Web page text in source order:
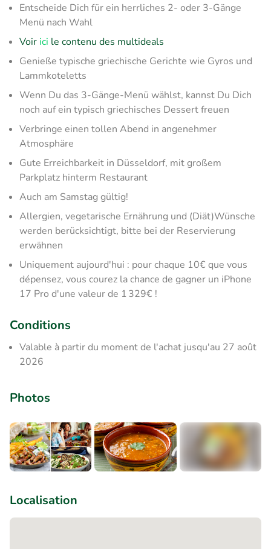
Entscheide Dich für ein herrliches 2- oder 3-Gänge
Menü nach Wahl
Voir ici le contenu des multideals
Genieße typische griechische Gerichte wie Gyros und
Lammkoteletts
Wenn Du das 3-Gänge-Menü wählst, kannst Du Dich
noch auf ein typisch griechisches Dessert freuen
Verbringe einen tollen Abend in angenehmer
Atmosphäre
Gute Erreichbarkeit in Düsseldorf, mit großem
Parkplatz hinterm Restaurant
Auch am Samstag gültig!
Allergien, vegetarische Ernährung und (Diät)Wünsche
werden berücksichtigt, bitte bei der Reservierung
erwähnen
Uniquement aujourd'hui : pour chaque 10€ que vous
dépensez, vous courez la chance de gagner un iPhone
17 Pro d'une valeur de 1 329€ !
Conditions
Valable à partir du moment de l'achat jusqu'au 27 août
2026
Photos
Localisation